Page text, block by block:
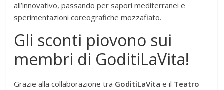
all’innovativo, passando per sapori mediterranei e
sperimentazioni coreografiche mozzafiato.
Gli sconti piovono sui
membri di GoditiLaVita!
Grazie alla collaborazione tra GoditiLaVita e il Teatro